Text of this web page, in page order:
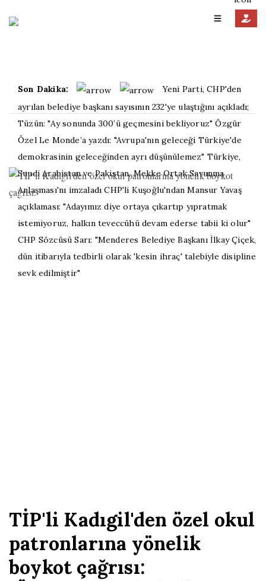
Son Dakika:
Yeni Parti, CHP'den
ayrılan belediye başkanı sayısının 232'ye ulaştığını açıkladı;
Tüzün: "Ay sonunda 300’ü geçmesini bekliyoruz" Özgür
Özel Le Monde’a yazdı: "Avrupa'nın geleceği Türkiye'de
demokrasinin geleceğinden ayrı düşünülemez" Türkiye,
Suudi Arabistan ve Pakistan, Mekke Ortak Savunma
Anlaşması'nı imzaladı CHP'li Kuşoğlu'ndan Mansur Yavaş
açıklaması: "Adayımız diye ortaya çıkartıp yıpratmak
istemiyoruz, halkın teveccühü devam ederse tabii ki olur"
CHP Sözcüsü Sarı: "Menderes Belediye Başkanı İlkay Çiçek,
dün itibarıyla tedbirli olarak 'kesin ihraç' talebiyle disipline
sevk edilmiştir"
TİP'li Kadıgil'den özel okul
patronlarına yönelik
boykot çağrısı: